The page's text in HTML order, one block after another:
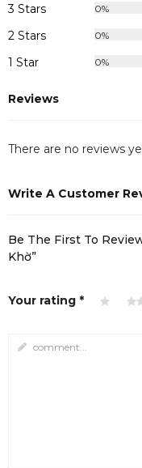
3 Stars 0%
2 Stars 0%
1 Star 0%
Reviews
There are no reviews
Write A Customer
Be The First To
Khờ”
Your rating *